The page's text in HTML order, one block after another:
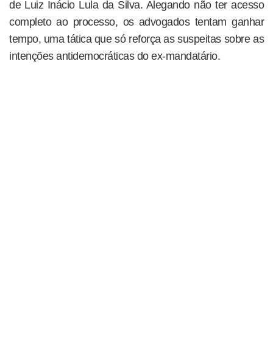
de Luiz Inácio Lula da Silva. Alegando não ter acesso
completo ao processo, os advogados tentam ganhar
tempo, uma tática que só reforça as suspeitas sobre as
intenções antidemocráticas do ex-mandatário.